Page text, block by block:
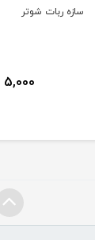
سازه ربات BR7
5,000